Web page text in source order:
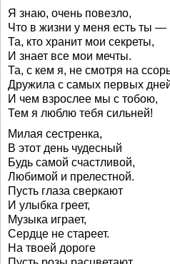
Я знаю, очень повезло,
Что в жизни у меня есть ты —
Та, кто хранит мои секреты,
И знает все мои мечты.
Та, с кем я, не смотря на
Дружила с самых первых
И чем взрослее мы с тобою,
Тем я люблю тебя сильней!
Милая сестренка,
В этот день чудесный
Будь самой счастливой,
Любимой и прелестной.
Пусть глаза сверкают
И улыбка греет,
Музыка играет,
Сердце не стареет.
На твоей дороге